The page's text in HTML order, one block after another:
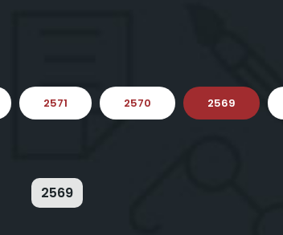
2571 2570 2569
2569